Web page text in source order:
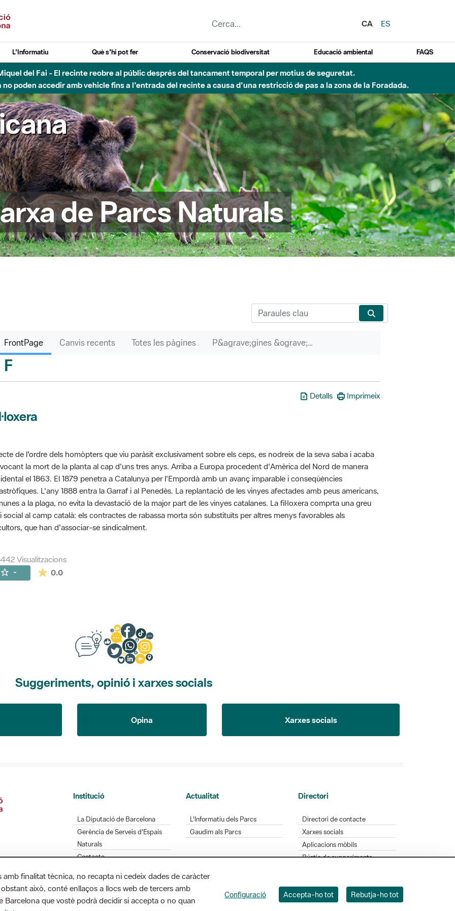
CA
ES
L'Informatiu Què s'hi pot fer Conservació biodiversitat Educació ambiental FAQS
del Fai - El recinte reobre al públic després del tancament temporal per motius de seguretat.
poden accedir amb vehicle fins a l'entrada del recinte a causa d'una restricció de pas a la zona de la Foradada.
de Parcs Naturals
FrontPage Canvis recents Totes les pàgines P&agrave;gines &ograve;rfenes
F
Detalls Imprimeix
de l'ordre dels homòpters que viu paràsit exclusivament sobre els ceps, es nodreix de la seva saba i acaba
la mort de la planta al cap d'uns tres anys. Arriba a Europa procedent d'Amèrica del Nord de manera
el 1863. El 1879 penetra a Catalunya per l'Empordà amb un avanç imparable i conseqüències
L'any 1888 entra la Garraf i al Penedès. La replantació de les vinyes afectades amb peus americans,
a la plaga, no evita la devastació de la major part de les vinyes catalanes. La fil·loxera comprta una greu
social al camp català: els contractes de rabassa morta són substituïts per altres menys favorables als
que han d'associar-se sindicalment.
Visualitzacions
- 0.0La mitjana de les valoracions és de 0 estrelles de 5.
Suggeriments, opinió i xarxes socials
Opina Xarxes socials
Institució
La Diputació de Barcelona
Gerència de Serveis d'Espais
Naturals
Contacte
Actualitat
L'Informatiu dels Parcs
Gaudim als Parcs
Directori
Directori de contacte
Xarxes socials
Aplicacions mòbils
Bústia de suggeriments
Diputació de Barcelona. Edifici Llacuna, 1a planta. Badajoz, 49. 08005 Barcelona. Tel. 934 022 428
finalitat tècnica, no recapta ni cedeix dades de caràcter
això, conté enllaços a llocs web de tercers amb
Barcelona que vostè podrà decidir si accepta o no quan
Configuració Accepta-ho tot Rebutja-ho tot